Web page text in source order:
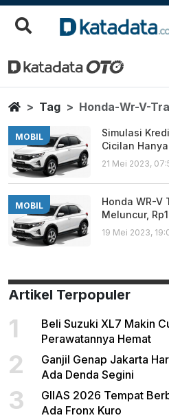
Honda Wr V
Berita Terbaru
HomeTag Honda-Wr-V-
MOBIL
Simulasi
Cicilan
21 Mei 2023,
MOBIL
Honda WR-V
Meluncur,
19 Mei 2023,
Artikel Terpopuler
1
Beli Suzuki XL7 Makin
Perawatannya Hemat
2
Ganjil Genap Jakarta
Ada Denda Segini
3
GIIAS 2026 Tempat
Ada Fronx Kuro